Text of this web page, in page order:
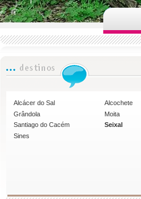
Alcácer do Sal Alcochete
Grândola
Moita
Santiago do Cacém
Seixal
Sines